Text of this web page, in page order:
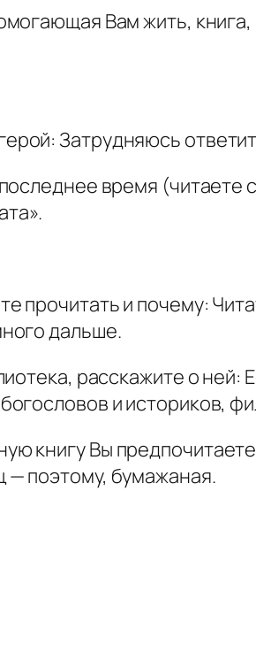
Вам жить,
Затрудняюсь
время (читаете
прочитать и почему:
дальше.
расскажите о
и историков,
книгу Вы
— поэтому, бумажаная.